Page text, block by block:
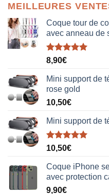
MEILLEURES
Coque tour de
avec anneau de
Note5.00
8,90€
Mini support de
rose gold
10,50€
Mini support de
Note5.00
10,50€
Coque iPhone
avec protection
9,90€